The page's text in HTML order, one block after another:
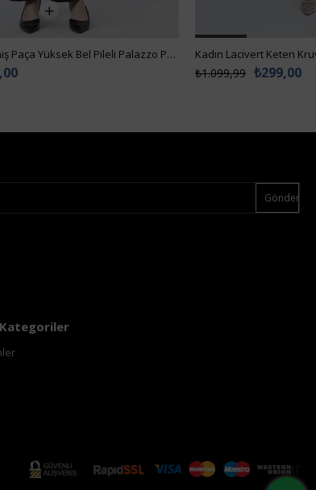
Kadın Siyah Geniş Paça Yüksek Bel Pileli Palazzo Pantolon Alc-X14713
₺299,00
₺1.099,99
Gönder